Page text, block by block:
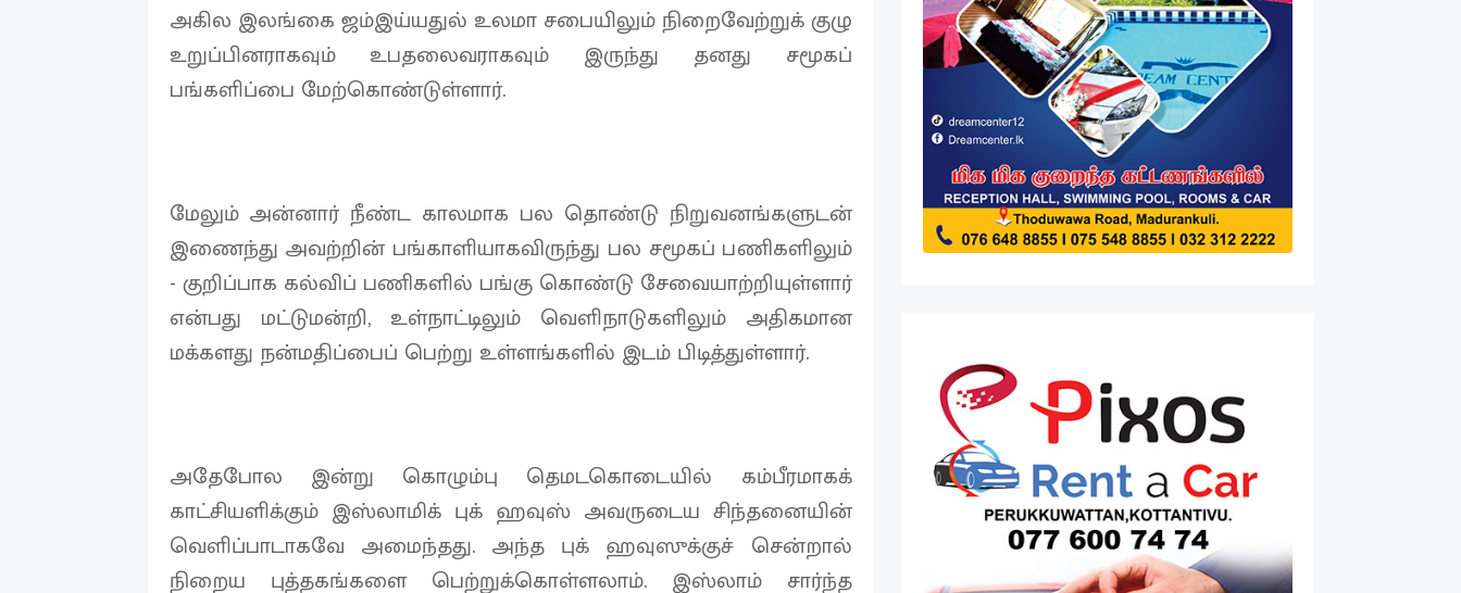
அகில இலங்கை ஜம்இய்யதுல் உலமா சபையிலும் நிறைவேற்றுக் குழு
உறுப்பினராகவும் உபதலைவராகவும் இருந்து தனது சமூகப்
பங்களிப்பை மேற்கொண்டுள்ளார்.
மேலும் அன்னார் நீண்ட காலமாக பல தொண்டு நிறுவனங்களுடன்
இணைந்து அவற்றின் பங்காளியாகவிருந்து பல சமூகப் பணிகளிலும்
- குறிப்பாக கல்விப் பணிகளில் பங்கு கொண்டு சேவையாற்றியுள்ளார்
என்பது மட்டுமன்றி, உள்நாட்டிலும் வெளிநாடுகளிலும் அதிகமான
மக்களது நன்மதிப்பைப் பெற்று உள்ளங்களில் இடம் பிடித்துள்ளார்.
அதேபோல இன்று கொழும்பு தெமடகொடையில் கம்பீரமாகக்
காட்சியளிக்கும் இஸ்லாமிக் புக் ஹவுஸ் அவருடைய சிந்தனையின்
வெளிப்பாடாகவே அமைந்தது. அந்த புக் ஹவுஸுக்குச் சென்றால்
நிறைய புத்தகங்களை பெற்றுக்கொள்ளலாம். இஸ்லாம் சார்ந்த